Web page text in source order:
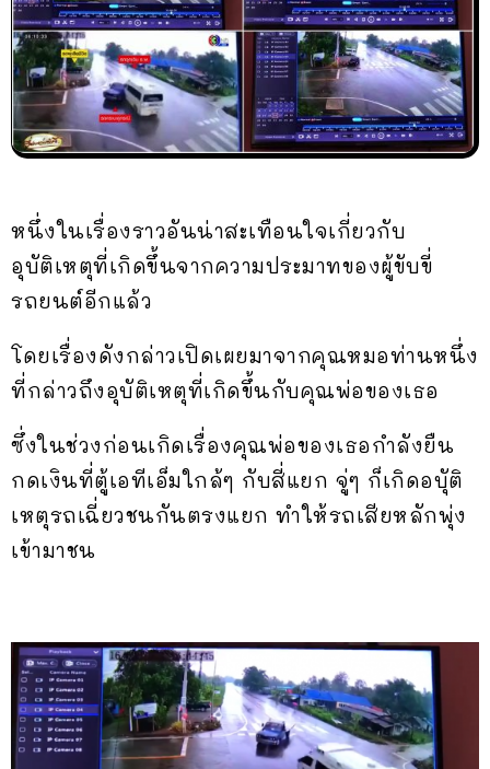
หนึ่งในเรื่องราวอันน่าสะเทือนใจเกี่ยวกับ
อุบัติเหตุที่เกิดขึ้นจากความประมาทของผู้ขับขี่
รถยนต์อีกแล้ว
โดยเรื่องดังกล่าวเปิดเผยมาจากคุณหมอท่านหนึ่ง
ที่กล่าวถึงอุบัติเหตุที่เกิดขึ้นกับคุณพ่อของเธอ
ซึ่งในช่วงก่อนเกิดเรื่องคุณพ่อของเธอกำลังยืน
กดเงินที่ตู้เอทีเอ็มใกล้ๆ กับสี่แยก จู่ๆ ก็เกิดอบุัติ
เหตุรถเฉี่ยวชนกันตรงแยก ทำให้รถเสียหลักพุ่ง
เข้ามาชน